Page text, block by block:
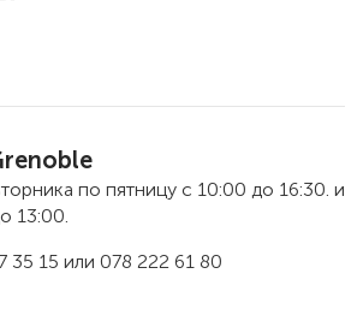
по пятницу с 10:00 до 16:30. и
13:00.
35 15 или 078 222 61 80